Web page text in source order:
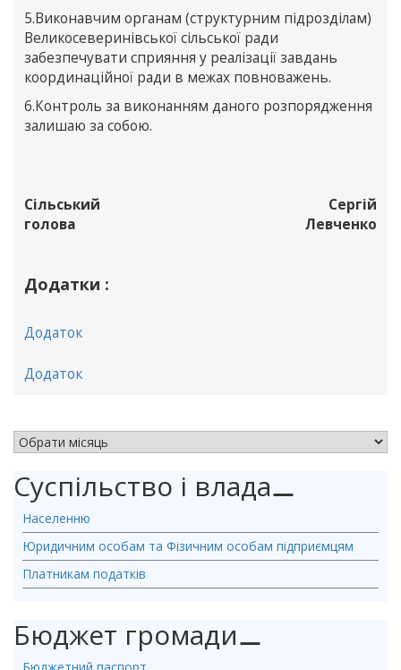
5.Виконавчим органам (структурним підрозділам)
Великосеверинівської сільської ради
забезпечувати сприяння у реалізації завдань
координаційної ради в межах повноважень.
6.Контроль за виконанням даного розпорядження
залишаю за собою.
Сільський
голова
Сергій
Левченко
Додатки :
Додаток
Додаток
Суспільство і влада⚊
Населенню
Юридичним особам та Фізичним особам підприємцям
Платникам податків
Бюджет громади⚊